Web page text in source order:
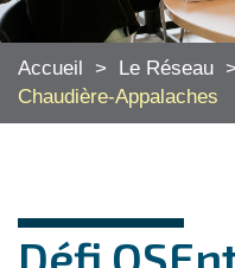
Accueil > Le Réseau >
Chaudière-Appalaches